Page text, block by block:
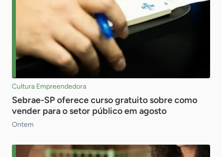
Cultura Empreendedora
Sebrae-SP oferece curso gratuito sobre como
vender para o setor público em agosto
Ontem